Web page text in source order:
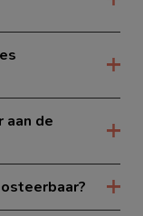
aan de